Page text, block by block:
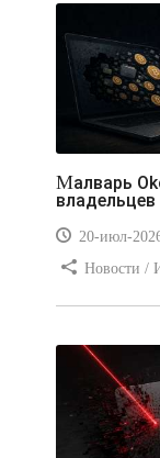
Малварь OkoBot нацелена на
20-июл-
Новости /
Самоучитель
Видео уроки /